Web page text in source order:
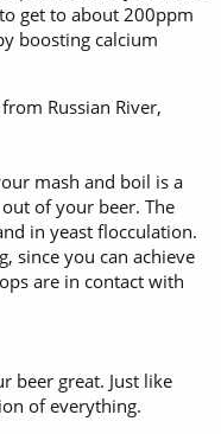
get to about 200ppm
boosting calcium
Russian River,
mash and boil is a
of your beer. The
in yeast flocculation.
since you can achieve
are in contact with
beer great. Just like
of everything.